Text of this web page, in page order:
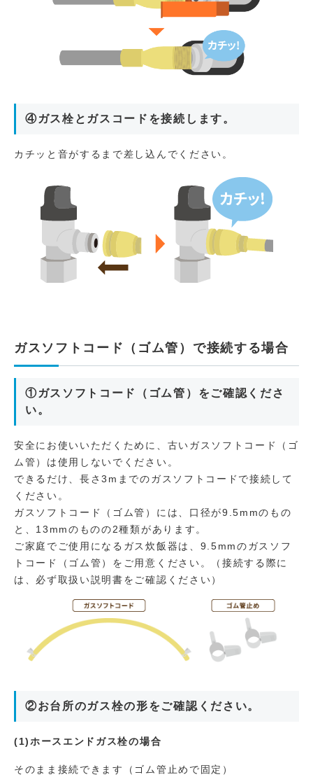
④ガス栓とガスコードを接続します。
カチッと音がするまで差し込んでください。
ガスソフトコード（ゴム管）で接続する場合
①ガスソフトコード（ゴム管）をご確認くださ
い。
安全にお使いいただくために、古いガスソフトコード（ゴ
ム管）は使用しないでください。
できるだけ、長さ3mまでのガスソフトコードで接続して
ください。
ガスソフトコード（ゴム管）には、口径が9.5mmのもの
と、13mmのものの2種類があります。
ご家庭でご使用になるガス炊飯器は、9.5mmのガスソフ
トコード（ゴム管）をご用意ください。（接続する際に
は、必ず取扱い説明書をご確認ください）
②お台所のガス栓の形をご確認ください。
(1)ホースエンドガス栓の場合
そのまま接続できます（ゴム管止めで固定）